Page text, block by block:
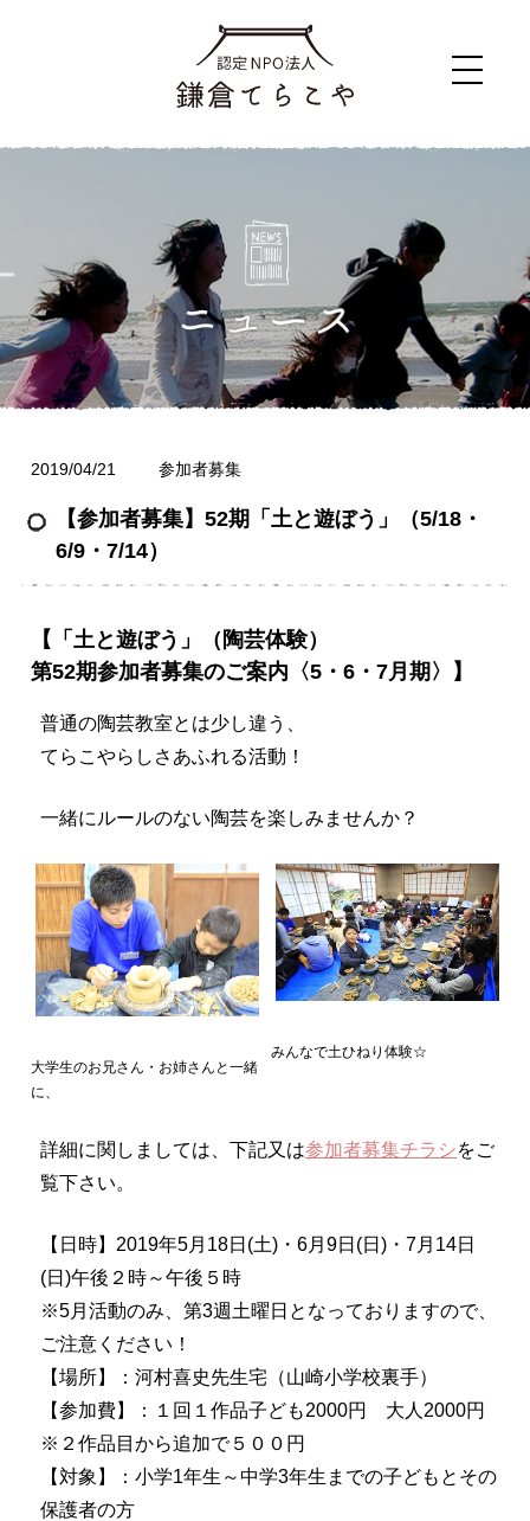
2019/04/21 参加者募集
【参加者募集】52期「土と遊ぼう」（5/18・
6/9・7/14）
【「土と遊ぼう」（陶芸体験）
第52期参加者募集のご案内〈5・6・7月期〉】
普通の陶芸教室とは少し違う、
てらこやらしさあふれる活動！
一緒にルールのない陶芸を楽しみませんか？
大学生のお兄さん・お姉さんと一緒
に、
みんなで土ひねり体験☆
詳細に関しましては、下記又は参加者募集チラシをご
覧下さい。
【日時】2019年5月18日(土)・6月9日(日)・7月14日
(日)午後２時～午後５時
※5月活動のみ、第3週土曜日となっておりますので、
ご注意ください！
【場所】：河村喜史先生宅（山崎小学校裏手）
【参加費】：１回１作品子ども2000円 大人2000円
※２作品目から追加で５００円
【対象】：小学1年生～中学3年生までの子どもとその
保護者の方